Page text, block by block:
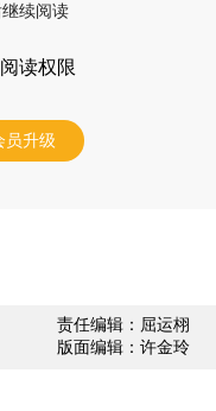
续阅读
读权限
员升级
责任编辑：屈运栩
版面编辑：许金玲